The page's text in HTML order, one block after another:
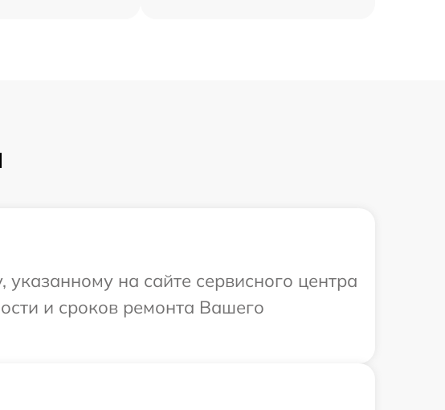
на сайте сервисного центра
и сроков ремонта Вашего